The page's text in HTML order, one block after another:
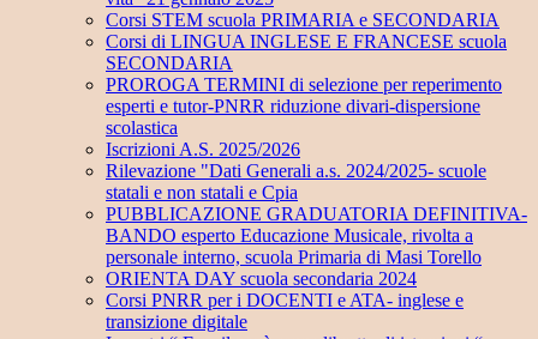
Corsi STEM scuola PRIMARIA e SECONDARIA
Corsi di LINGUA INGLESE E FRANCESE scuola
SECONDARIA
PROROGA TERMINI di selezione per reperimento
esperti e tutor-PNRR riduzione divari-dispersione
scolastica
Iscrizioni A.S. 2025/2026
Rilevazione "Dati Generali a.s. 2024/2025- scuole
statali e non statali e Cpia
PUBBLICAZIONE GRADUATORIA DEFINITIVA-
BANDO esperto Educazione Musicale, rivolta a
personale interno, scuola Primaria di Masi Torello
ORIENTA DAY scuola secondaria 2024
Corsi PNRR per i DOCENTI e ATA- inglese e
transizione digitale